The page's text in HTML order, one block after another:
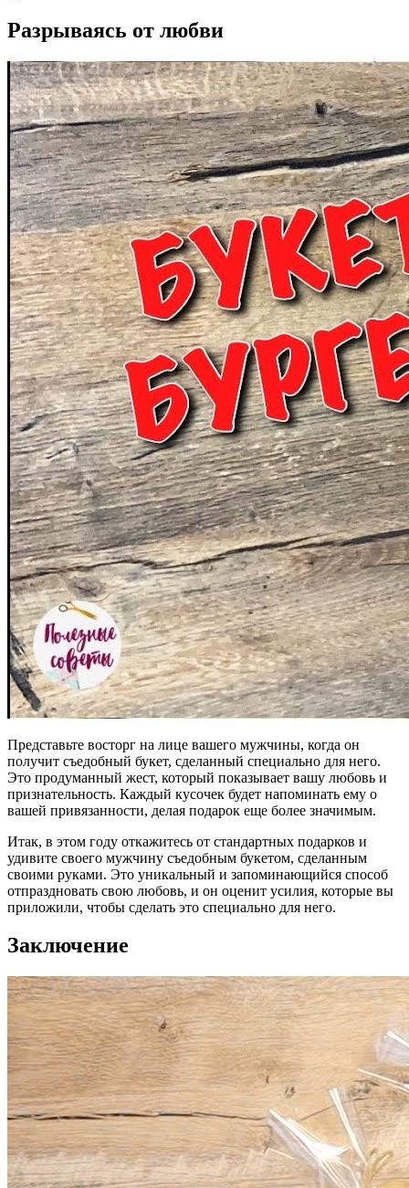
Разрываясь от любви
Представьте восторг на лице вашего мужчины, когда он
получит съедобный букет, сделанный специально для него.
Это продуманный жест, который показывает вашу любовь и
признательность. Каждый кусочек будет напоминать ему о
вашей привязанности, делая подарок еще более значимым.
Итак, в этом году откажитесь от стандартных подарков и
удивите своего мужчину съедобным букетом, сделанным
своими руками. Это уникальный и запоминающийся способ
отпраздновать свою любовь, и он оценит усилия, которые вы
приложили, чтобы сделать это специально для него.
Заключение